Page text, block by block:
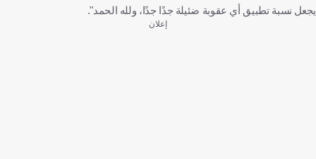
يجعل نسبة تطبيق أي عقوبة ضئيلة جدًا جدًا، ولله الحمد".
إعلان